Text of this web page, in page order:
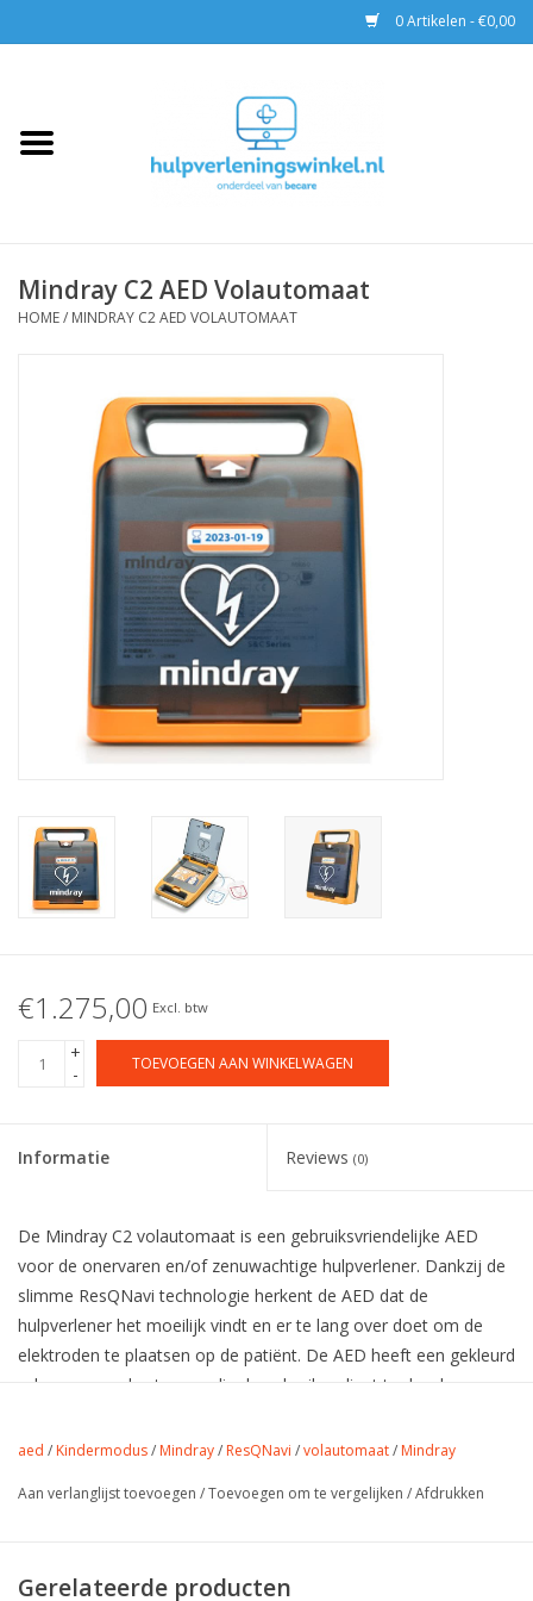
0 Artikelen - €0,00
EHBO
Trainingen
Mindray C2 AED Volautomaat
HOME/ MINDRAY C2 AED VOLAUTOMAAT
€1.275,00 Excl. btw
+
-
TOEVOEGEN AAN WINKELWAGEN
Informatie Reviews (0)
De Mindray C2 volautomaat is een gebruiksvriendelijke AED
voor de onervaren en/of zenuwachtige hulpverlener. Dankzij de
slimme ResQNavi technologie herkent de AED dat de
hulpverlener het moeilijk vindt en er te lang over doet om de
elektroden te plaatsen op de patiënt. De AED heeft een gekleurd
scherm waar de stappen die de gebruiker dient te doorlopen
aan de hand van afbeeldingen en ondersteunende tekst. Dit
metronoom tijdens het toedienen van de borstcompressies is
elektroden.
aed / Kindermodus/ Mindray/ ResQNavi /volautomaat/ Mindray
Aan verlanglijst toevoegen /Toevoegen om te vergelijken /Afdrukken
Gerelateerde producten